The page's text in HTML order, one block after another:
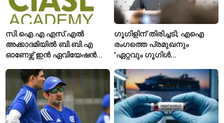
സി.ഐ.എ.എസ്.എൽ
അക്കാദമിയിൽ ബി.ബി.എ
ഓണേഴ്സ് ഇൻ ഏവിയേഷൻ
ഈമാസം 12 വരെ
ഗൂഗിളിന് തിരിച്ചടി; എഐ
രംഗത്തെ പ്രമുഖനും
'ഏറ്റവും ഗൂഗിൾ
വിശേഷിപ്പിക്കപ്പെട്ട
ഗവേഷകൻ രാജിവെച്ചു